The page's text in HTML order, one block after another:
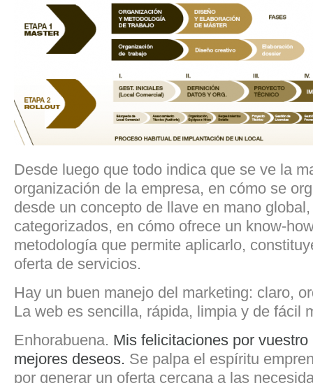
Desde luego que todo indica que se ve la
organización de la empresa, en cómo se
desde un concepto de llave en mano
categorizados, en cómo ofrece un know-
metodología que permite aplicarlo,
oferta de servicios.
Hay un buen manejo del marketing: claro,
La web es sencilla, rápida, limpia y de fácil
Enhorabuena. Mis felicitaciones por
mejores deseos. Se palpa el espíritu
por generar un oferta cercana a las